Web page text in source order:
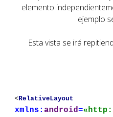
elemento
ejemplo
Esta vista se irá
<RelativeLayout
xmlns: android=